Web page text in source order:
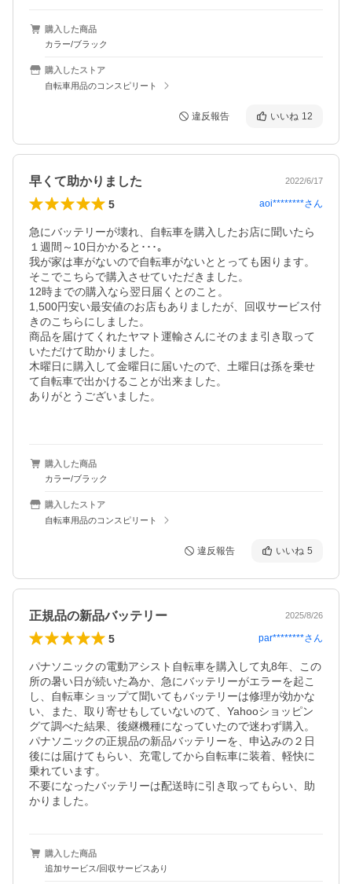
購入した商品
カラー/ブラック
購入したストア
自転車用品のコンスピリート
違反報告 いいね 12
早くて助かりました 2022/6/17
5 aoi********さん
急にバッテリーが壊れ、自転車を購入したお店に聞いたら
１週間～10日かかると･･･｡
我が家は車がないので自転車がないととっても困ります。
そこでこちらで購入させていただきました。
12時までの購入なら翌日届くとのこと。
1,500円安い最安値のお店もありましたが、回収サービス付
きのこちらにしました。
商品を届けてくれたヤマト運輸さんにそのまま引き取って
いただけて助かりました。
木曜日に購入して金曜日に届いたので、土曜日は孫を乗せ
て自転車で出かけることが出来ました。
ありがとうございました。
購入した商品
カラー/ブラック
購入したストア
自転車用品のコンスピリート
違反報告 いいね 5
正規品の新品バッテリー 2025/8/26
5 par********さん
パナソニックの電動アシスト自転車を購入して丸8年、この
所の暑い日が続いた為か、急にバッテリーがエラーを起こ
し、自転車ショップて聞いてもバッテリーは修理が効かな
い、また、取り寄せもしていないのて、Yahooショッピン
グて調べた結果、後継機種になっていたので迷わず購入。
パナソニックの正規品の新品バッテリーを、申込みの２日
後には届けてもらい、充電してから自転車に装着、軽快に
乗れています。
不要になったバッテリーは配送時に引き取ってもらい、助
かりました。
購入した商品
追加サービス/回収サービスあり